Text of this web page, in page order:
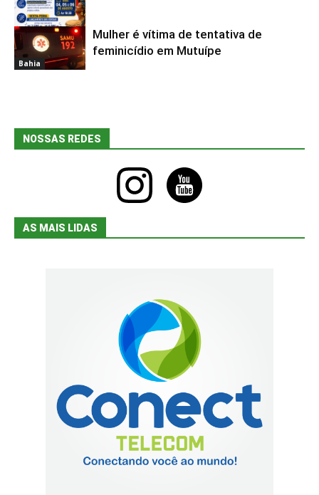
Bahia
Bahia
Mulher é vítima de tentativa de
feminicídio em Mutuípe
NOSSAS REDES
instagram youtube
AS MAIS LIDAS